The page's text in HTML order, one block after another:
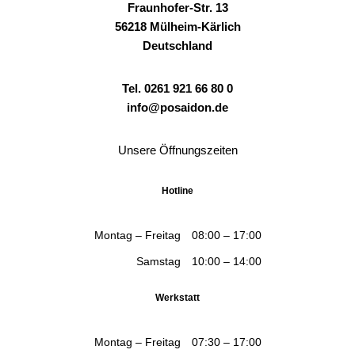
Fraunhofer-Str. 13
56218 Mülheim-Kärlich
Deutschland
Tel. 0261 921 66 80 0
info@posaidon.de
Unsere Öffnungszeiten
Hotline
Montag – Freitag 08:00 – 17:00
Samstag 10:00 – 14:00
Werkstatt
Montag – Freitag 07:30 – 17:00